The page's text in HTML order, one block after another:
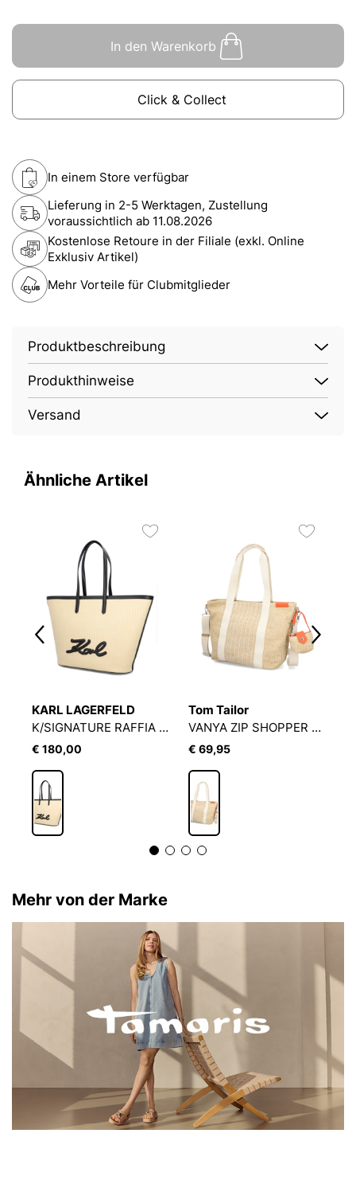
In den Warenkorb
Click & Collect
In einem Store verfügbar
Lieferung in 2-5 Werktagen, Zustellung
voraussichtlich ab 11.08.2026
Kostenlose Retoure in der Filiale (exkl. Online
Exklusiv Artikel)
Mehr Vorteile für Clubmitglieder
Produktbeschreibung
Produkthinweise
Versand
Ähnliche Artikel
KARL LAGERFELD
K/SIGNATURE RAFFIA MD TOTE
€ 180,00
Tom Tailor
VANYA ZIP SHOPPER L 5023
€ 69,95
Mehr von der Marke